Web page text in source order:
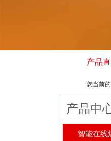
产品
您当前的
产品中
智能在线